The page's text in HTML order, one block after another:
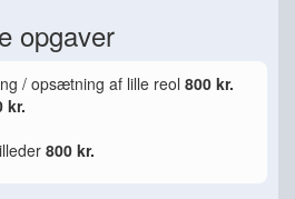
opgaver
/ opsætning af lille reol 800 kr.
kr.
800 kr.